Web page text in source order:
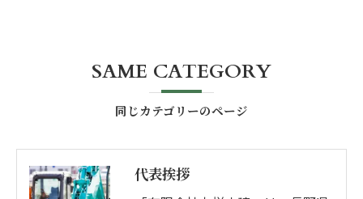
同じカテゴリーのページ
SAME CATEGORY
代表挨拶